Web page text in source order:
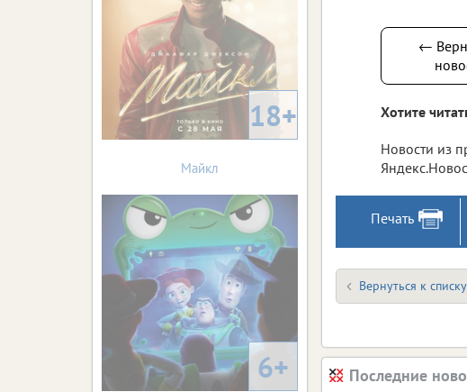
←
Хотите
Новости из
Печать
Вернуться к
Последние
18+
Майкл
6+